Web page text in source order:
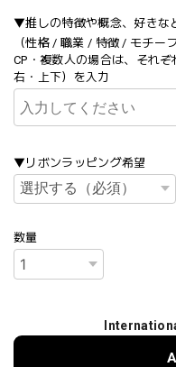
▼推しの特徴や概念、好きな
（性格 / 職業 / 特徴 / モチー
CP・複数人の場合は、それ
右・上下）を入力
▼リボンラッピング希望
数量